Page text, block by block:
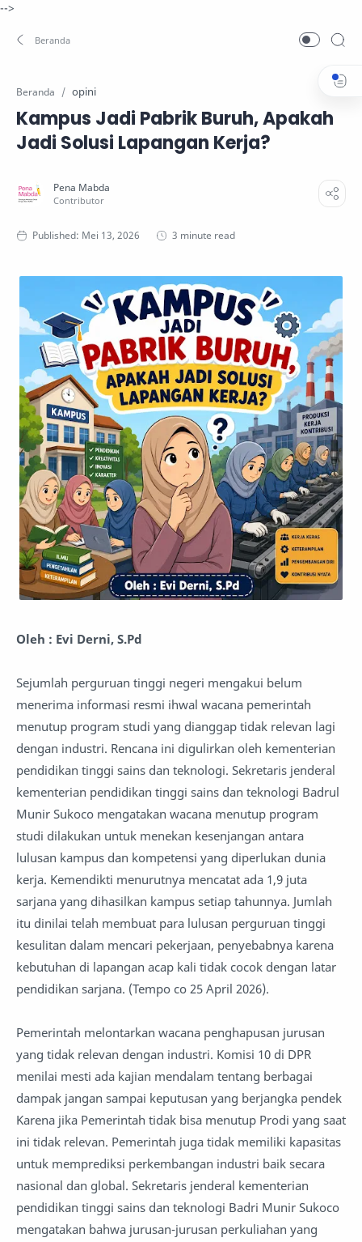
-->
Beranda opini
Kampus Jadi Pabrik Buruh, Apakah
Jadi Solusi Lapangan Kerja?
3 minute read
Oleh : Evi Derni, S.Pd
Sejumlah perguruan tinggi negeri mengakui belum
menerima informasi resmi ihwal wacana pemerintah
menutup program studi yang dianggap tidak relevan lagi
dengan industri. Rencana ini digulirkan oleh kementerian
pendidikan tinggi sains dan teknologi. Sekretaris jenderal
kementerian pendidikan tinggi sains dan teknologi Badrul
Munir Sukoco mengatakan wacana menutup program
studi dilakukan untuk menekan kesenjangan antara
lulusan kampus dan kompetensi yang diperlukan dunia
kerja. Kemendikti menurutnya mencatat ada 1,9 juta
sarjana yang dihasilkan kampus setiap tahunnya. Jumlah
itu dinilai telah membuat para lulusan perguruan tinggi
kesulitan dalam mencari pekerjaan, penyebabnya karena
kebutuhan di lapangan acap kali tidak cocok dengan latar
pendidikan sarjana. (Tempo co 25 April 2026).
Pemerintah melontarkan wacana penghapusan jurusan
yang tidak relevan dengan industri. Komisi 10 di DPR
menilai mesti ada kajian mendalam tentang berbagai
dampak jangan sampai keputusan yang berjangka pendek
Karena jika Pemerintah tidak bisa menutup Prodi yang saat
ini tidak relevan. Pemerintah juga tidak memiliki kapasitas
untuk memprediksi perkembangan industri baik secara
nasional dan global. Sekretaris jenderal kementerian
pendidikan tinggi sains dan teknologi Badri Munir Sukoco
mengatakan bahwa jurusan-jurusan perkuliahan yang